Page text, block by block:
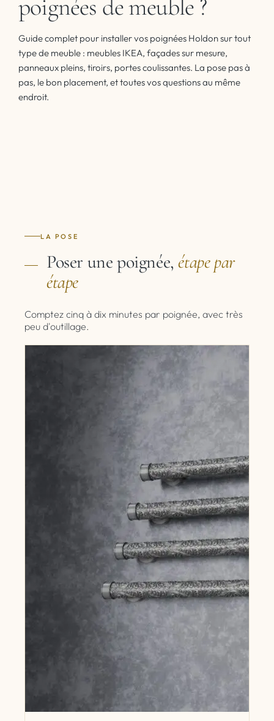
poignées de meuble ?
Guide complet pour installer vos poignées Holdon sur tout
type de meuble : meubles IKEA, façades sur mesure,
panneaux pleins, tiroirs, portes coulissantes. La pose pas à
pas, le bon placement, et toutes vos questions au même
endroit.
LA POSE
Poser une poignée,étape par
étape
Comptez cinq à dix minutes par poignée, avec très
peu d'outillage.